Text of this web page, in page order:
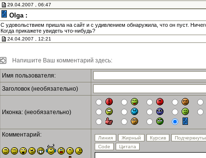
29.04.2007 , 06:47
Olga :
С удовольствием пришла на сайт и с удивлением обнаружила, что он пуст.
Когда прикажете увидеть что-нибудь?
24.04.2007 , 12:21
Напишите Ваш комментарий здесь:
Имя пользователя:
Заголовок (необязательно)
Иконка: (необязательно)
Комментарий: